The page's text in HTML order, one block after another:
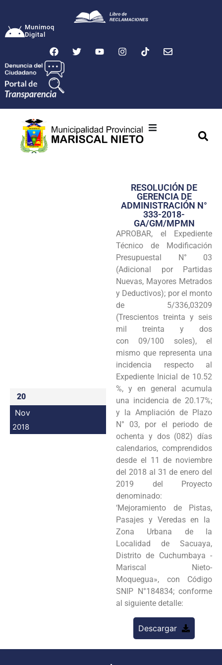
Munimoq
Digital
Transparencia
Seguridad
Programas
Intranet
20
Nov
2018
RESOLUCIÓN DE
GERENCIA DE
ADMINISTRACIÓN N°
333-2018-
GA/GM/MPMN
APROBAR, el Expediente
Técnico de Modificación
Presupuestal N° 03
(Adicional por Partidas
Nuevas, Mayores Metrados
y Deductivos); por el monto
de 5/336,03209
(Trescientos treinta y seis
mil treinta y dos
con 09/100 soles), el
mismo que representa una
incidencia respecto al
Expediente Inicial de 10.52
%, y en general acumula
una incidencia de 20.17%;
y la Ampliación de Plazo
N° 03, por el periodo de
ochenta y dos (082) días
calendarios, comprendidos
desde el 11 de noviembre
del 2018 al 31 de enero del
2019 del Proyecto
denominado:
‘Mejoramiento de Pistas,
Pasajes y Veredas en la
Zona Urbana de la
Localidad de Sacuaya,
Distrito de Cuchumbaya -
Mariscal Nieto-
Moquegua», con Código
SNIP N°184834; conforme
al siguiente detalle:
Descargar